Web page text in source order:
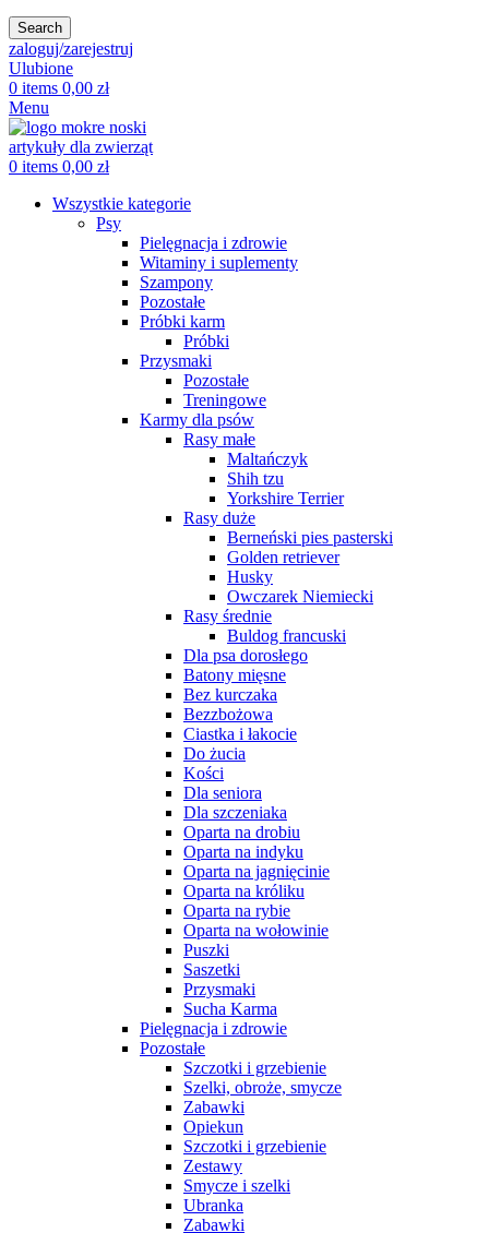
Search
zaloguj/zarejestruj
Ulubione
0 items 0,00 zł
Menu
0 items 0,00 zł
Wszystkie kategorie
Psy
Pielęgnacja i zdrowie
Witaminy i suplementy
Szampony
Pozostałe
Próbki karm
Próbki
Przysmaki
Pozostałe
Treningowe
Karmy dla psów
Rasy małe
Maltańczyk
Shih tzu
Yorkshire Terrier
Rasy duże
Berneński pies pasterski
Golden retriever
Husky
Owczarek Niemiecki
Rasy średnie
Buldog francuski
Dla psa dorosłego
Batony mięsne
Bez kurczaka
Bezzbożowa
Ciastka i łakocie
Do żucia
Kości
Dla seniora
Dla szczeniaka
Oparta na drobiu
Oparta na indyku
Oparta na jagnięcinie
Oparta na króliku
Oparta na rybie
Oparta na wołowinie
Puszki
Saszetki
Przysmaki
Sucha Karma
Pielęgnacja i zdrowie
Pozostałe
Szczotki i grzebienie
Szelki, obroże, smycze
Zabawki
Opiekun
Szczotki i grzebienie
Zestawy
Smycze i szelki
Ubranka
Zabawki